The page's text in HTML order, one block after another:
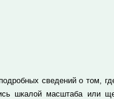
сведений о том,
шкалой масштаба или